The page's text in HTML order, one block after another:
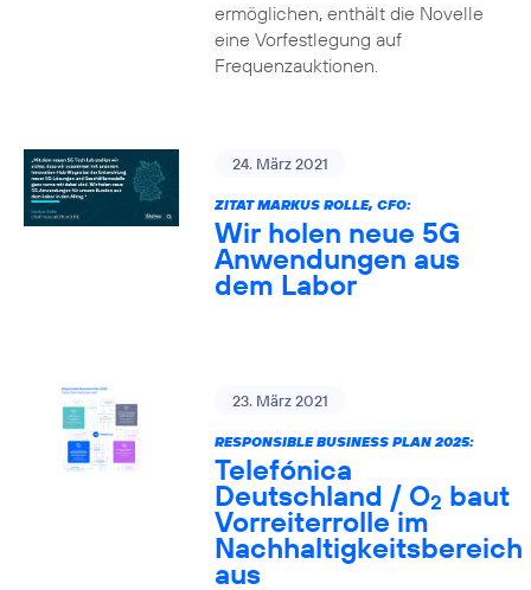
ermöglichen, enthält die Novelle
eine Vorfestlegung auf
Frequenzauktionen.
24. März 2021
ZITAT MARKUS ROLLE, CFO:
Wir holen neue 5G
Anwendungen aus
dem Labor
23. März 2021
RESPONSIBLE BUSINESS PLAN 2025:
Telefónica
Deutschland / O2 baut
Vorreiterrolle im
Nachhaltigkeitsbereich
aus